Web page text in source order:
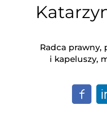
Radca prawny,
i kapeluszy,